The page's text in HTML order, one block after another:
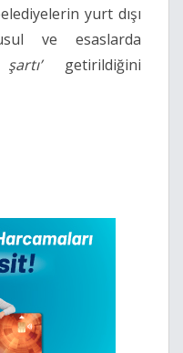
yurt dışı
ve esaslarda
getirildiğini